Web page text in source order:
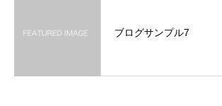
ブログサンプル7